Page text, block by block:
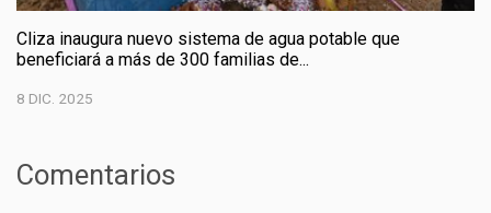
Cliza inaugura nuevo sistema de agua potable que
beneficiará a más de 300 familias de...
8 DIC. 2025
Comentarios